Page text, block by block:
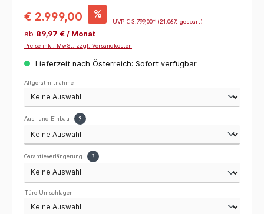
€ 2.999,00 %
UVP € 3.799,00* (21.06% gespart)
ab 89,97 € / Monat
Preise inkl. MwSt. zzgl. Versandkosten
Lieferzeit nach Österreich: Sofort verfügbar
Altgerätmitnahme
Aus- und Einbau ?
Garantieverlängerung ?
Türe Umschlagen